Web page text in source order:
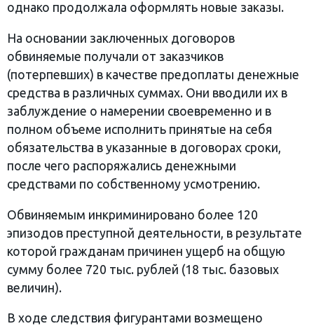
однако продолжала оформлять новые заказы.
На основании заключенных договоров
обвиняемые получали от заказчиков
(потерпевших) в качестве предоплаты денежные
средства в различных суммах. Они вводили их в
заблуждение о намерении своевременно и в
полном объеме исполнить принятые на себя
обязательства в указанные в договорах сроки,
после чего распоряжались денежными
средствами по собственному усмотрению.
Обвиняемым инкриминировано более 120
эпизодов преступной деятельности, в результате
которой гражданам причинен ущерб на общую
сумму более 720 тыс. рублей (18 тыс. базовых
величин).
В ходе следствия фигурантами возмещено